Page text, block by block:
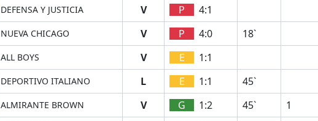
DEFENSA Y JUSTICIA V P
4:1
NUEVA CHICAGO V P 4:0
18`
ALL BOYS V E
1:1
DEPORTIVO ITALIANO L E 1:1
45`
ALMIRANTE BROWN V G 1:2 45`
1